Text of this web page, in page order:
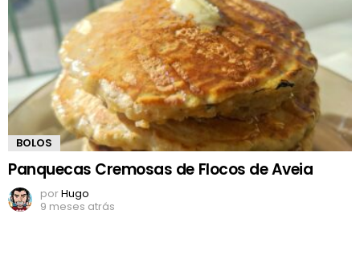
BOLOS
Panquecas Cremosas de Flocos de Aveia
porHugo
9 meses atrás